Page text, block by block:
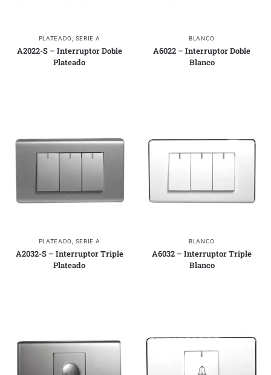
PLATEADO SERIE A
A2022-S – Interruptor Doble
Plateado
BLANCO
A6022 – Interruptor Doble
Blanco
PLATEADO SERIE A
A2032-S – Interruptor Triple
Plateado
BLANCO
A6032 – Interruptor Triple
Blanco